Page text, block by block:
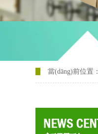
當(dāng)前位置：